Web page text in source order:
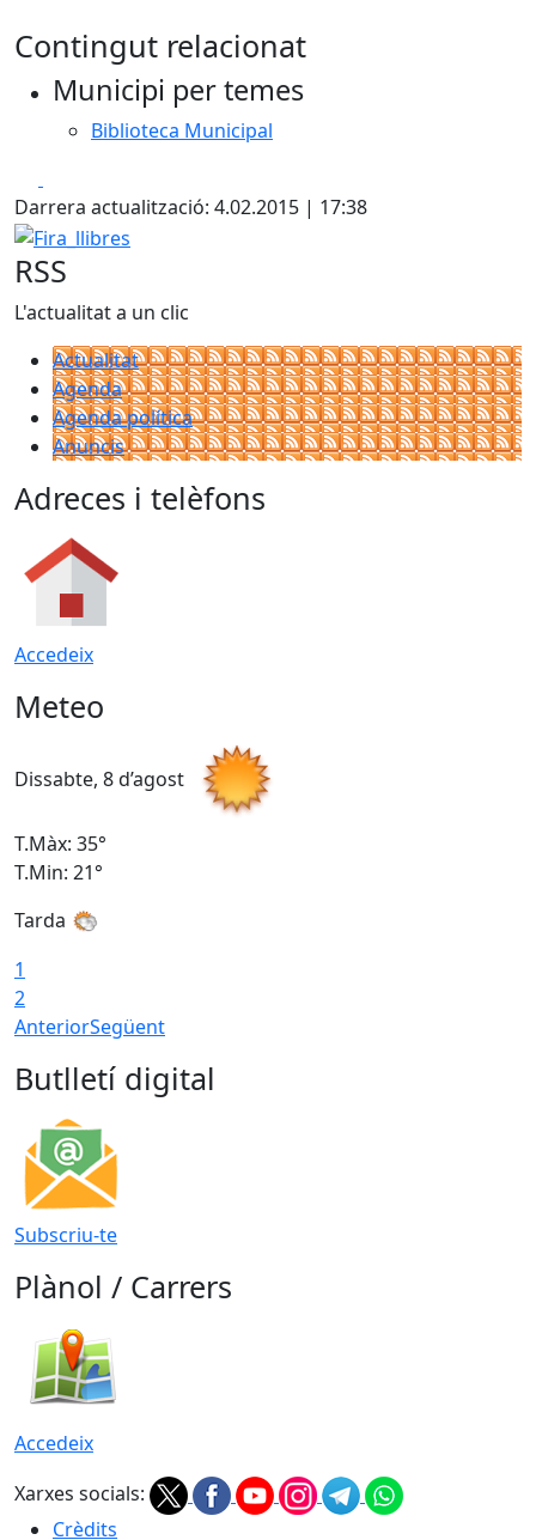
Contingut relacionat
Municipi per temes
Biblioteca Municipal
Darrera actualització: 4.02.2015 | 17:38
Fira_llibres
RSS
L'actualitat a un clic
Actualitat
Agenda
Agenda política
Anuncis
Adreces i telèfons
Accedeix
Meteo
Dissabte, 8 d’agost
T.Màx: 35°
T.Min: 21°
Tarda
1
2
AnteriorSegüent
Butlletí digital
Subscriu-te
Plànol / Carrers
Accedeix
Xarxes socials:
Crèdits